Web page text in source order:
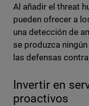
Al añadir el threat
pueden ofrecer a
una detección de
se produzca
las defensas
Invertir en
proactivos